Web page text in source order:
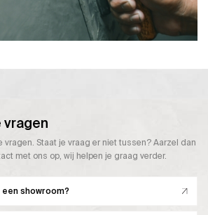
vragen
vragen. Staat je vraag er niet tussen? Aarzel dan
met ons op, wij helpen je graag verder.
showroom?